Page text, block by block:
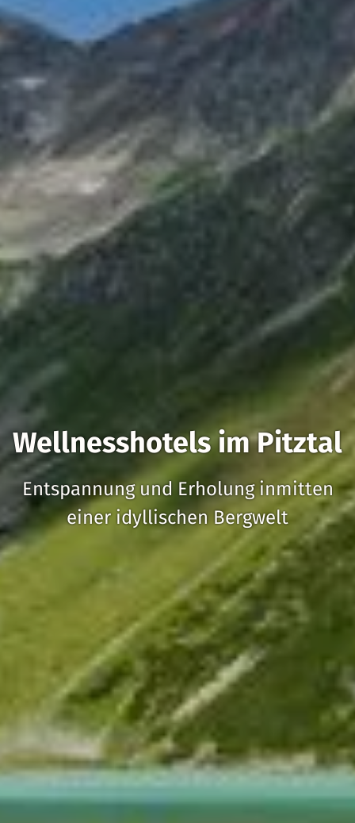
Wellnesshotels im Pitztal
Entspannung und Erholung inmitten
einer idyllischen Bergwelt